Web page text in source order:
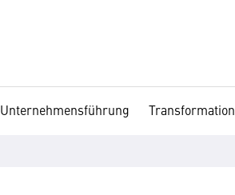
Unternehmensführung Transformation